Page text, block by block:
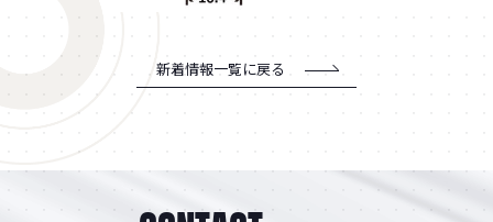
新着情報一覧に戻る